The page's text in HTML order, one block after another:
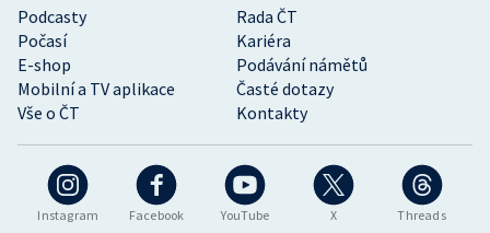
Instagram Facebook YouTube X Threads
Podcasty
Rada ČT
Počasí
Kariéra
E-shop
Podávání námětů
Mobilní a TV aplikace
Časté dotazy
Vše o ČT
Kontakty